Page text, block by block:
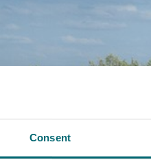
Consent